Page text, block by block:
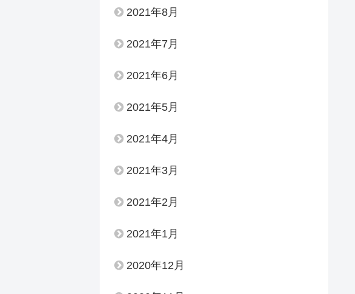
2021年8月
2021年7月
2021年6月
2021年5月
2021年4月
2021年3月
2021年2月
2021年1月
2020年12月